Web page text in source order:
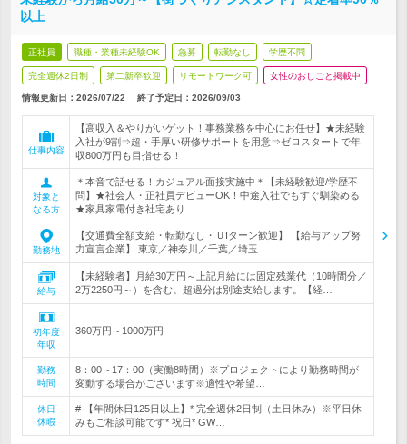
以上
正社員 職種・業種未経験OK 急募 転勤なし 学歴不問
完全週休2日制 第二新卒歓迎 リモートワーク可 女性のおしごと掲載中
情報更新日：2026/07/22 終了予定日： 2026/09/03
仕事内容
【高収入＆やりがいゲット！事務業務を中心にお任せ】★未経験
入社が9割⇒超・手厚い研修サポートを用意⇒ゼロスタートで年
収800万円も目指せる！
対象と
なる方
＊本音で話せる！カジュアル面接実施中＊【未経験歓迎/学歴不
問】★社会人・正社員デビューOK！中途入社でもすぐ馴染める
★家具家電付き社宅あり
勤務地
【交通費全額支給・転勤なし・ＵIターン歓迎】 【給与アップ努
力宣言企業】 東京／神奈川／千葉／埼玉…
給与
【未経験者】月給30万円～上記月給には固定残業代（10時間分／
2万2250円～）を含む。超過分は別途支給します。【経…
初年度
年収
360万円～1000万円
勤務
時間
8：00～17：00（実働8時間）※プロジェクトにより勤務時間が
変動する場合がございます※適性や希望…
休日
休暇
# 【年間休日125日以上】* 完全週休2日制（土日休み）※平日休
みもご相談可能です* 祝日* GW…